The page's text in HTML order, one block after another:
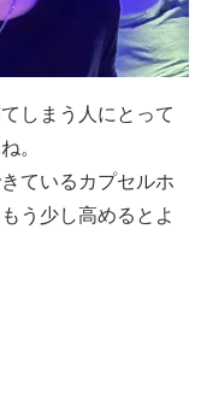
しまう人にとって
。
ているカプセルホ
う少し高めるとよ